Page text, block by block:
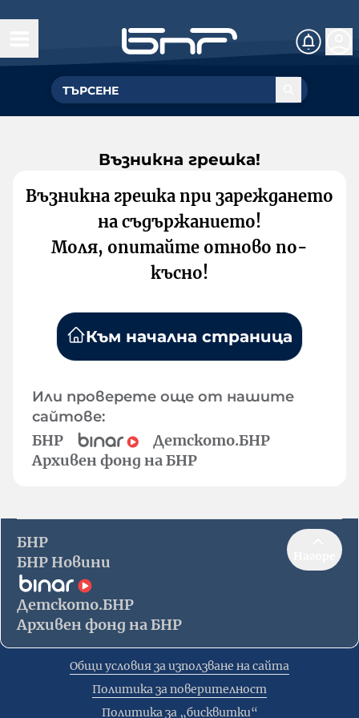
Възникна грешка!
Възникна грешка при зареждането
на съдържанието!
Моля, опитайте отново по-
късно!
Към начална страница
Или проверете още от нашите
сайтове:
БНР
Детското.БНР
Архивен фонд на БНР
БНР
БНР Новини
Детското.БНР
Архивен фонд на БНР
Общи условия за използване на сайта
Политика за поверителност
Политика за „бисквитки“